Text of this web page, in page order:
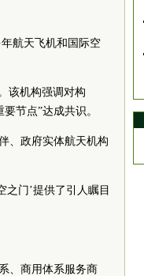
航天飞机和国际空
该机构强调对构
节点”达成共识。
、政府实体航天机构
之门’提供了引人瞩目
、商用体系服务商